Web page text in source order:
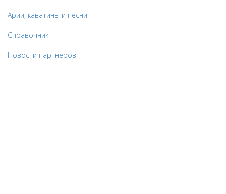
Арии, каватины и песни
Справочник
Новости партнеров